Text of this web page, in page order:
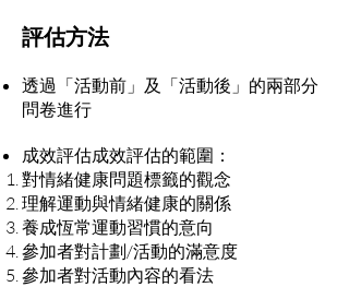
評估方法
透過「活動前」及「活動後」的兩部分
問卷進行
成效評估成效評估的範圍：
對情緒健康問題標籤的觀念
理解運動與情緒健康的關係
養成恆常運動習慣的意向
參加者對計劃/活動的滿意度
參加者對活動內容的看法